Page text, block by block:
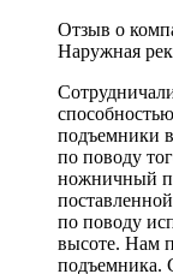
Отзыв о
Наружная
подъемники
по поводу
ножничный
по поводу
высоте. Нам
подъемника.